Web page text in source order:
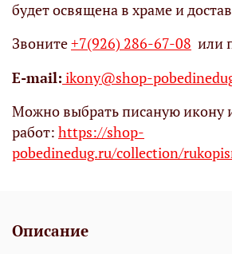
будет освящена в храме и
Звоните+7(926) 286-67-08 или
Е-mail: ikony@shop-
Можно выбрать писаную икону
работ: https://shop-
pobedinedug.ru/collection/
Описание